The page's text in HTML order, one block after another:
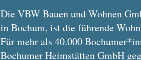
Die VBW Bauen und Wohnen
in Bochum, ist die führende
Für mehr als 40.000
Bochumer Heimstätten GmbH